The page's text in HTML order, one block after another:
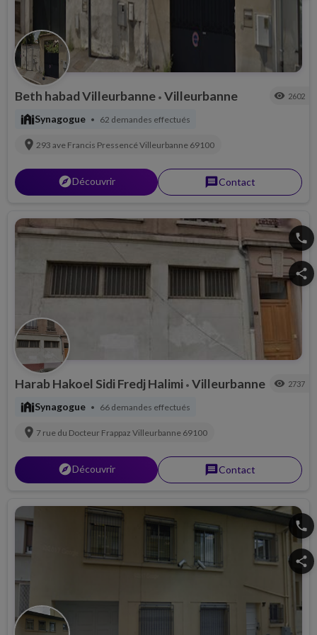
Beth habad Villeurbanne • Villeurbanne visibility 2602
synagogueSynagogue • 62 demandes effectués
location_on 293 ave Francis PressencéVilleurbanne 69100
explorerDécouvrir messageContact
phone
share
Harab Hakoel Sidi Fredj Halimi • Villeurbanne visibility 2737
synagogueSynagogue • 66 demandes effectués
location_on 7 rue du Docteur Frappaz Villeurbanne 69100
explorerDécouvrir messageContact
phone
share